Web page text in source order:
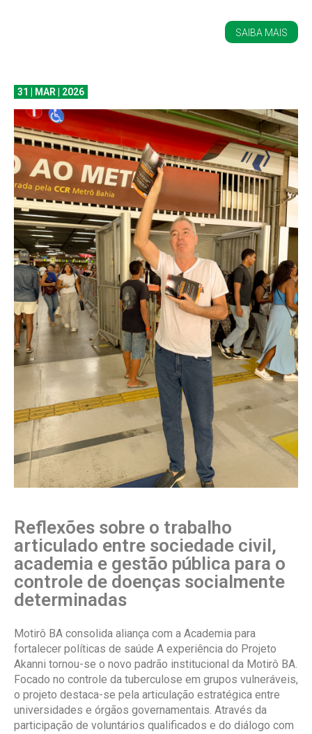
SAIBA MAIS
31 | MAR | 2026
Reflexões sobre o trabalho
articulado entre sociedade civil,
academia e gestão pública para o
controle de doenças socialmente
determinadas
Motirô BA consolida aliança com a Academia para
fortalecer políticas de saúde A experiência do Projeto
Akanni tornou-se o novo padrão institucional da Motirô BA.
Focado no controle da tuberculose em grupos vulneráveis,
o projeto destaca-se pela articulação estratégica entre
universidades e órgãos governamentais. Através da
participação de voluntários qualificados e do diálogo com